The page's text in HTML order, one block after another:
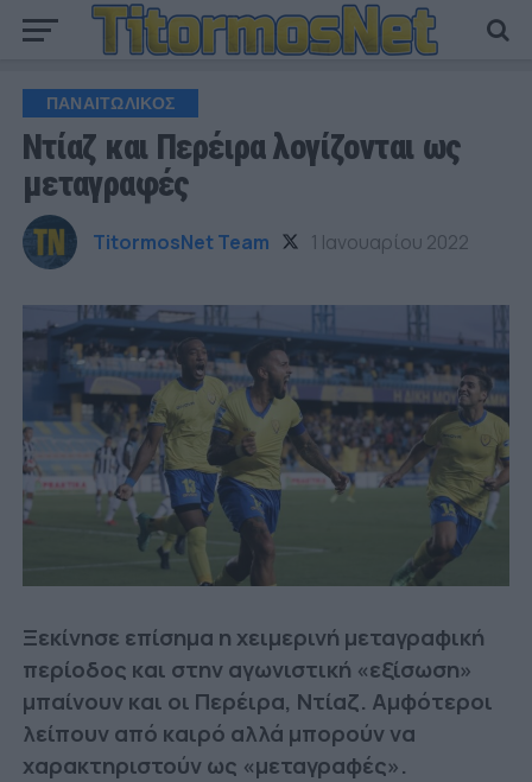
ΠΑΝΑΙΤΩΛΙΚΟΣ
Ντίαζ και Περέιρα λογίζονται ως
μεταγραφές
TitormosNet Team 1 Ιανουαρίου 2022
Ξεκίνησε επίσημα η χειμερινή μεταγραφική
περίοδος και στην αγωνιστική «εξίσωση»
μπαίνουν και οι Περέιρα, Ντίαζ. Αμφότεροι
λείπουν από καιρό αλλά μπορούν να
χαρακτηριστούν ως «μεταγραφές».